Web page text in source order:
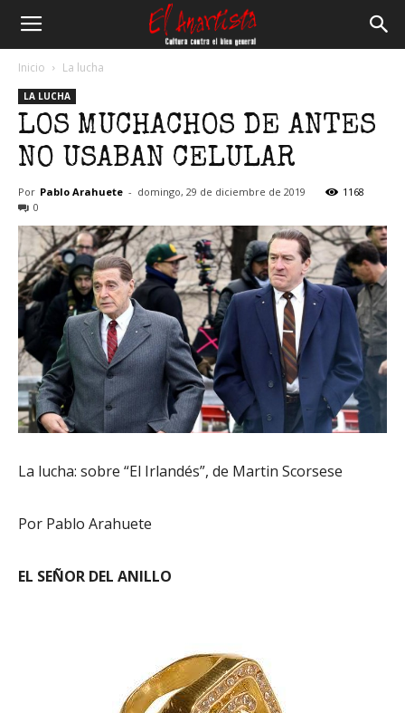
Anartista
Inicio La lucha
LA LUCHA
LOS MUCHACHOS DE ANTES
NO USABAN CELULAR
Por Pablo Arahuete - domingo, 29 de diciembre de 2019
1168
0
La lucha: sobre “El Irlandés”, de Martin Scorsese
Por Pablo Arahuete
EL SEÑOR DEL ANILLO